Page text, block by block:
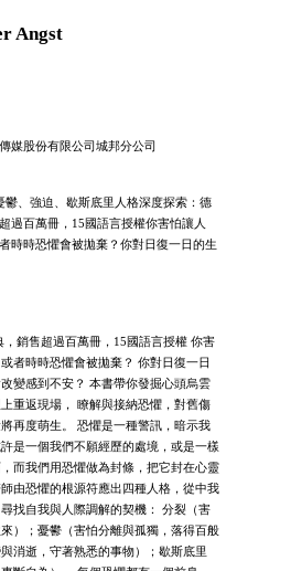
Angst
媒股份有限公司城邦分公司
鬱、強迫、歇斯底里人格深度探索：德
過百萬冊，15國語言授權你害怕讓人
時時恐懼會被拋棄？你對日復一日的生
，銷售超過百萬冊，15國語言授權 你害
者時時恐懼會被拋棄？ 你對日復一日
變感到不安？ 本書帶你發掘心頭烏雲
重返現場， 瞭解與接納恐懼，對舊傷
再度萌生。 恐懼是一種警訊，暗示我
是一個我們不願經歷的處境，或是一樣
而我們用恐懼做為封條，把它封在心靈
由恐懼的根源符應出四種人格，從中我
找自我與人際調解的契機： 分裂（害
）；憂鬰（害怕分離與孤獨，落得百般
消逝，守著熟悉的事物）；歇斯底里